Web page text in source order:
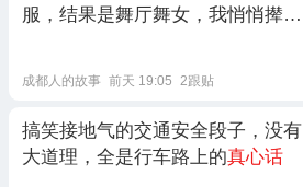
服，结果是舞厅舞女，我悄悄撵她
成都人的故事 前天 19:05 2跟贴
搞笑接地气的交通安全段子，没有
大道理，全是行车路上的真心话